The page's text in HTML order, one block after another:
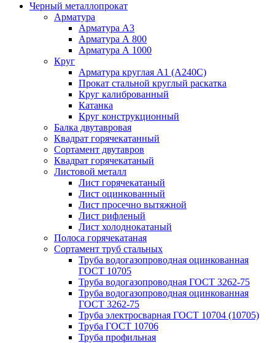
Черный металлопрокат
Арматура
Арматура А3
Арматура А 800
Арматура А 1000
Круг
Арматура круглая А1 (А240C)
Прокат стальной круглый раскатка
Круг калиброванный
Катанка
Круг конструкционный
Балка двутавровая
Квадрат горячекатанный
Сортамент двутавров
Квадрат горячекатаный
Листовой металл
Лист горячекатаный
Лист оцинкованный
Лист просечно вытяжной
Лист рифленый
Лист холоднокатаный
Полоса горячекатаная
Сортамент труб стальных
Труба водогазопроводная оцинкованная
ГОСТ 10705
Труба водогазопроводная ГОСТ 3262-75
Труба водогазопроводная оцинкованная
ГОСТ 3262-75
Труба электросварная ГОСТ 10704 (10705)
Труба ГОСТ 10706
Труба профильная